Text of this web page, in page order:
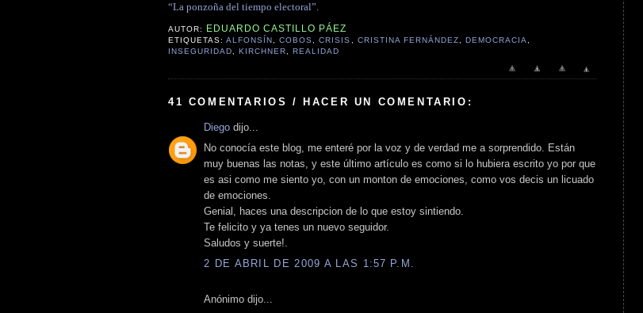
“La ponzoña del tiempo electoral”.
AUTOR: EDUARDO CASTILLO PÁEZ
ETIQUETAS:ALFONSÍN ,COBOS ,CRISIS CRISTINA FERNÁNDEZ DEMOCRACIA
INSEGURIDAD
,KIRCHNER ,REALIDAD
41 COMENTARIOS / HACER UN COMENTARIO:
Diego dijo...
No conocía este blog, me enteré por la voz y de verdad me a sorprendido. Están
muy buenas las notas, y este último artículo es como si lo hubiera escrito yo por que
es asi como me siento yo, con un monton de emociones, como vos decis un licuado
de emociones.
Genial, haces una descripcion de lo que estoy sintiendo.
Te felicito y ya tenes un nuevo seguidor.
Saludos y suerte!.
2 DE ABRIL DE 2009 A LAS 1:57 P.M.
Anónimo dijo...